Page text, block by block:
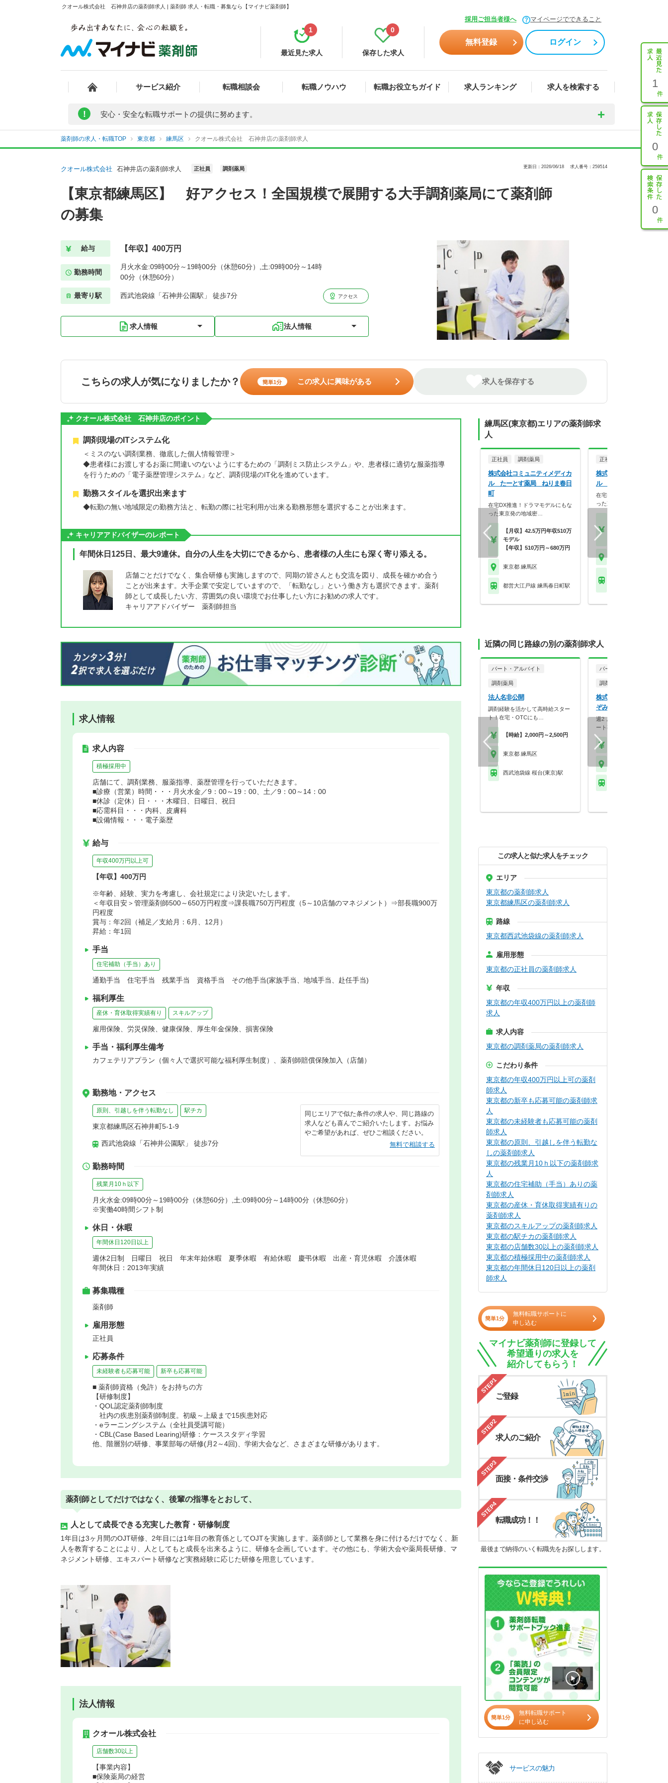
クオール株式会社 石神井店の薬剤師求人 | 薬剤師 求人・転職・募集なら【マイナビ薬剤師】
採用ご担当者様へ マイページでできること
最近見た求人
1
保存した求人
0
無料登録 ログイン
サービス紹介 転職相談会 転職ノウハウ 転職お役立ちガイド 求人ランキング 求人を検索する 1
0
0
! 安心・安全な転職サポートの提供に努めます。
薬剤師の求人・転職TOP 東京都 練馬区 クオール株式会社 石神井店の薬剤師求人
クオール株式会社 石神井店の薬剤師求人 正社員 調剤薬局 更新日：2026/06/18 求人番号：259514
【東京都練馬区】 好アクセス！全国規模で展開する大手調剤薬局にて薬剤師
の募集
給与 【年収】400万円
勤務時間
月火水金:09時00分～19時00分（休憩60分）,土:09時00分～14時
00分（休憩60分）
最寄り駅 西武池袋線「石神井公園駅」 徒歩7分 アクセス
求人情報 法人情報
こちらの求人が気になりましたか？ 簡単1分 この求人に興味がある 求人を保存する
クオール株式会社 石神井店のポイント
調剤現場のITシステム化
＜ミスのない調剤業務、徹底した個人情報管理＞
◆患者様にお渡しするお薬に間違いのないようにするための「調剤ミス防止システム」や、患者様に適切な服薬指導
を行うための「電子薬歴管理システム」など、調剤現場のIT化を進めています。
勤務スタイルを選択出来ます
◆転勤の無い地域限定の勤務方法と、転勤の際に社宅利用が出来る勤務形態を選択することが出来ます。
キャリアアドバイザーのレポート
年間休日125日、最大9連休。自分の人生を大切にできるから、患者様の人生にも深く寄り添える。
店舗ごとだけでなく、集合研修も実施しますので、同期の皆さんとも交流を図り、成長を確かめ合う
ことが出来ます。大手企業で安定していますので、「転勤なし」という働き方も選択できます。薬剤
師として成長したい方、雰囲気の良い環境でお仕事したい方にお勧めの求人です。
キャリアアドバイザー 薬剤師担当
求人情報
求人内容
積極採用中
店舗にて、調剤業務、服薬指導、薬歴管理を行っていただきます。
■診療（営業）時間・・・月火水金／9：00～19：00、土／9：00～14：00
■休診（定休）日・・・木曜日、日曜日、祝日
■応需科目・・・内科、皮膚科
■設備情報・・・電子薬歴
給与
年収400万円以上可
【年収】400万円
※年齢、経験、実力を考慮し、会社規定により決定いたします。
＜年収目安＞管理薬剤師500～650万円程度⇒課長職750万円程度（5～10店舗のマネジメント）⇒部長職900万
円程度
賞与：年2回（補足／支給月：6月、12月）
昇給：年1回
手当
住宅補助（手当）あり
通勤手当 住宅手当 残業手当 資格手当 その他手当(家族手当、地域手当、赴任手当)
福利厚生
産休・育休取得実績有り スキルアップ
雇用保険、労災保険、健康保険、厚生年金保険、損害保険
手当・福利厚生備考
カフェテリアプラン（個々人で選択可能な福利厚生制度）、薬剤師賠償保険加入（店舗）
勤務地・アクセス
原則、引越しを伴う転勤なし 駅チカ
東京都練馬区石神井町5-1-9
西武池袋線「石神井公園駅」 徒歩7分
同じエリアで似た条件の求人や、同じ路線の
求人なども喜んでご紹介いたします。お悩み
やご希望があれば、ぜひご相談ください。
無料で相談する
勤務時間
残業月10ｈ以下
月火水金:09時00分～19時00分（休憩60分）,土:09時00分～14時00分（休憩60分）
※実働40時間シフト制
休日・休暇
年間休日120日以上
週休2日制 日曜日 祝日 年末年始休暇 夏季休暇 有給休暇 慶弔休暇 出産・育児休暇 介護休暇
年間休日：2013年実績
募集職種
薬剤師
雇用形態
正社員
応募条件
未経験者も応募可能 新卒も応募可能
■ 薬剤師資格（免許）をお持ちの方
【研修制度】
・QOL認定薬剤師制度
社内の疾患別薬剤師制度。初級～上級まで15疾患対応
・eラーニングシステム（全社員受講可能）
・CBL(Case Based Learing)研修：ケーススタディ学習
他、階層別の研修、事業部毎の研修(月2～4回)、学術大会など、さまざまな研修があります。
薬剤師としてだけではなく、後輩の指導をとおして、
人として成長できる充実した教育・研修制度
1年目は3ヶ月間のOJT研修、2年目には1年目の教育係としてOJTを実施します。薬剤師として業務を身に付けるだけでなく、新
人を教育することにより、人としてもと成長を出来るように、研修を企画しています。その他にも、学術大会や薬局長研修、マ
ネジメント研修、エキスパート研修など実務経験に応じた研修を用意しています。
法人情報
クオール株式会社
店舗数30以上
【事業内容】
■保険薬局の経営
練馬区(東京都)エリアの薬剤師求
人
正社員 調剤薬局
株式会社コミュニティメディカ
ル たーとす薬局 ねりま春日
町
在宅DX推進！ドラマモデルにもな
った東京発の地域密…
【月収】42.5万円年収510万
モデル
【年収】510万円～680万円
東京都 練馬区
都営大江戸線 練馬春日町駅
正社員
株式会社コミュニティメ
ル たーとす薬局
在宅DX推進！ドラマモデル
った東京発の地域密…
近隣の同じ路線の別の薬剤師求人
パート・アルバイト
調剤薬局
法人名非公開
調剤経験を活かして高時給スター
ト！在宅・OTCにも…
【時給】2,000円～2,500円
東京都 練馬区
西武池袋線 桜台(東京)駅
パート・アルバイト
調剤薬局
株式会社のぞみメディカ
ぞみ薬局
週2，3回平日のみの18時ま
ート募集！・複数…
この求人と似た求人をチェック
エリア
東京都の薬剤師求人
東京都練馬区の薬剤師求人
路線
東京都西武池袋線の薬剤師求人
雇用形態
東京都の正社員の薬剤師求人
年収
東京都の年収400万円以上の薬剤師
求人
求人内容
東京都の調剤薬局の薬剤師求人
こだわり条件
東京都の年収400万円以上可の薬剤
師求人
東京都の新卒も応募可能の薬剤師求
人
東京都の未経験者も応募可能の薬剤
師求人
東京都の原則、引越しを伴う転勤な
しの薬剤師求人
東京都の残業月10ｈ以下の薬剤師求
人
東京都の住宅補助（手当）ありの薬
剤師求人
東京都の産休・育休取得実績有りの
薬剤師求人
東京都のスキルアップの薬剤師求人
東京都の駅チカの薬剤師求人
東京都の店舗数30以上の薬剤師求人
東京都の積極採用中の薬剤師求人
東京都の年間休日120日以上の薬剤
師求人
簡単1分
無料転職サポートに
申し込む
マイナビ薬剤師に登録して
希望通りの求人を
紹介してもらう！
STEP1
ご登録
STEP2
求人のご紹介
STEP3
面接・条件交渉
STEP4
転職成功！！
最後まで納得のいく転職先をお探しします。
簡単1分
無料転職サポート
に申し込む
サービスの魅力